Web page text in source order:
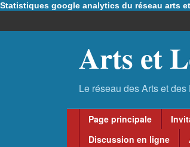
Statistiques google analytics du réseau arts
Arts et
Page principale
Discussion en ligne